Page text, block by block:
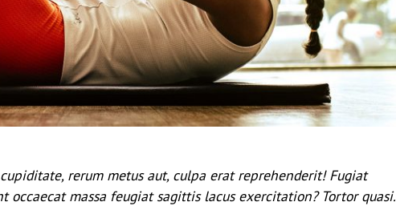
rerum metus aut, culpa erat reprehenderit! Fugiat
occaecat massa feugiat sagittis lacus exercitation? Tortor quasi.